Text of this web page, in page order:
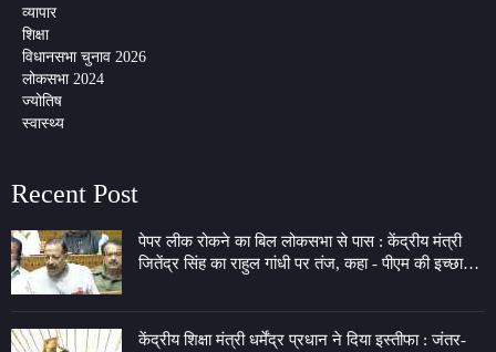
व्यापार
शिक्षा
विधानसभा चुनाव 2026
लोकसभा 2024
ज्योतिष
स्वास्थ्य
Recent Post
पेपर लीक रोकने का बिल लोकसभा से पास : केंद्रीय मंत्री
जितेंद्र सिंह का राहुल गांधी पर तंज, कहा - पीएम की इच्छा
केंद्रीय शिक्षा मंत्री धर्मेंद्र प्रधान ने दिया इस्तीफा : जंतर-